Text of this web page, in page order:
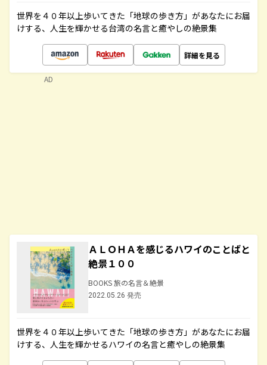
世界を４０年以上歩いてきた「地球の歩き方」があなたにお届
けする、人生を輝かせる台湾の名言と癒やしの絶景集
詳細を見る
ＡＬＯＨＡを感じるハワイのことばと
絶景１００
BOOKS 旅の名言＆絶景
2022.05.26 発売
世界を４０年以上歩いてきた「地球の歩き方」があなたにお届
けする、人生を輝かせるハワイの名言と癒やしの絶景集
AD